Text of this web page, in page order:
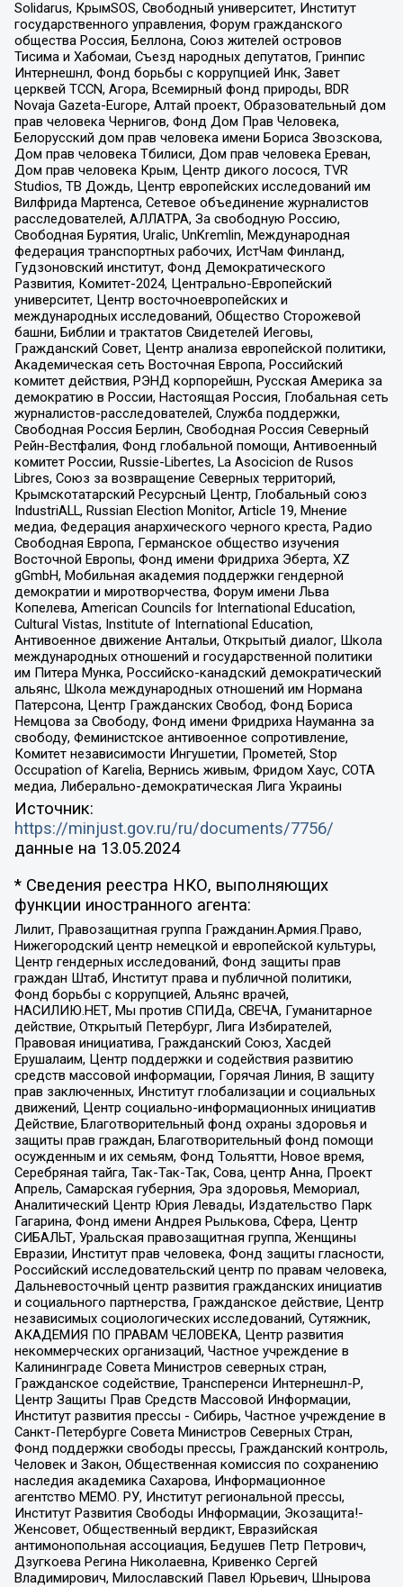
Solidarus, КрымSOS, Свободный университет, Институт
государственного управления, Форум гражданского
общества Россия, Беллона, Союз жителей островов
Тисима и Хабомаи, Съезд народных депутатов, Гринпис
Интернешнл, Фонд борьбы с коррупцией Инк, Завет
церквей TCCN, Агора, Всемирный фонд природы, BDR
Novaja Gazeta-Europe, Алтай проект, Образовательный дом
прав человека Чернигов, Фонд Дом Прав Человека,
Белорусский дом прав человека имени Бориса Звозскова,
Дом прав человека Тбилиси, Дом прав человека Ереван,
Дом прав человека Крым, Центр дикого лосося, TVR
Studios, ТВ Дождь, Центр европейских исследований им
Вилфрида Мартенса, Сетевое объединение журналистов
расследователей, АЛЛАТРА, За свободную Россию,
Свободная Бурятия, Uralic, UnKremlin, Международная
федерация транспортных рабочих, ИстЧам Финланд,
Гудзоновский институт, Фонд Демократического
Развития, Комитет-2024, Центрально-Европейский
университет, Центр восточноевропейских и
международных исследований, Общество Сторожевой
башни, Библии и трактатов Свидетелей Иеговы,
Гражданский Совет, Центр анализа европейской политики,
Академическая сеть Восточная Европа, Российский
комитет действия, РЭНД корпорейшн, Русская Америка за
демократию в России, Настоящая Россия, Глобальная сеть
журналистов-расследователей, Служба поддержки,
Свободная Россия Берлин, Свободная Россия Северный
Рейн-Вестфалия, Фонд глобальной помощи, Антивоенный
комитет России, Russie-Libertes, La Asocicion de Rusos
Libres, Союз за возвращение Северных территорий,
Крымскотатарский Ресурсный Центр, Глобальный союз
IndustriALL, Russian Election Monitor, Article 19, Мнение
медиа, Федерация анархического черного креста, Радио
Свободная Европа, Германское общество изучения
Восточной Европы, Фонд имени Фридриха Эберта, XZ
gGmbH, Мобильная академия поддержки гендерной
демократии и миротворчества, Форум имени Льва
Копелева, American Councils for International Education,
Cultural Vistas, Institute of International Education,
Антивоенное движение Антальи, Открытый диалог, Школа
международных отношений и государственной политики
им Питера Мунка, Российско-канадский демократический
альянс, Школа международных отношений им Нормана
Патерсона, Центр Гражданских Свобод, Фонд Бориса
Немцова за Свободу, Фонд имени Фридриха Науманна за
свободу, Феминистское антивоенное сопротивление,
Комитет независимости Ингушетии, Прометей, Stop
Occupation of Karelia, Вернись живым, Фридом Хаус, СОТА
медиа, Либерально-демократическая Лига Украины
Источник:
https://minjust.gov.ru/ru/documents/7756/
данные на 13.05.2024
* Сведения реестра НКО, выполняющих
функции иностранного агента:
Лилит, Правозащитная группа Гражданин.Армия.Право,
Нижегородский центр немецкой и европейской культуры,
Центр гендерных исследований, Фонд защиты прав
граждан Штаб, Институт права и публичной политики,
Фонд борьбы с коррупцией, Альянс врачей,
НАСИЛИЮ.НЕТ, Мы против СПИДа, СВЕЧА, Гуманитарное
действие, Открытый Петербург, Лига Избирателей,
Правовая инициатива, Гражданский Союз, Хасдей
Ерушалаим, Центр поддержки и содействия развитию
средств массовой информации, Горячая Линия, В защиту
прав заключенных, Институт глобализации и социальных
движений, Центр социально-информационных инициатив
Действие, Благотворительный фонд охраны здоровья и
защиты прав граждан, Благотворительный фонд помощи
осужденным и их семьям, Фонд Тольятти, Новое время,
Серебряная тайга, Так-Так-Так, Сова, центр Анна, Проект
Апрель, Самарская губерния, Эра здоровья, Мемориал,
Аналитический Центр Юрия Левады, Издательство Парк
Гагарина, Фонд имени Андрея Рылькова, Сфера, Центр
СИБАЛЬТ, Уральская правозащитная группа, Женщины
Евразии, Институт прав человека, Фонд защиты гласности,
Российский исследовательский центр по правам человека,
Дальневосточный центр развития гражданских инициатив
и социального партнерства, Гражданское действие, Центр
независимых социологических исследований, Сутяжник,
АКАДЕМИЯ ПО ПРАВАМ ЧЕЛОВЕКА, Центр развития
некоммерческих организаций, Частное учреждение в
Калининграде Совета Министров северных стран,
Гражданское содействие, Трансперенси Интернешнл-Р,
Центр Защиты Прав Средств Массовой Информации,
Институт развития прессы - Сибирь, Частное учреждение в
Санкт-Петербурге Совета Министров Северных Стран,
Фонд поддержки свободы прессы, Гражданский контроль,
Человек и Закон, Общественная комиссия по сохранению
наследия академика Сахарова, Информационное
агентство МЕМО. РУ, Институт региональной прессы,
Институт Развития Свободы Информации, Экозащита!-
Женсовет, Общественный вердикт, Евразийская
антимонопольная ассоциация, Бедушев Петр Петрович,
Дзугкоева Регина Николаевна, Кривенко Сергей
Владимирович, Милославский Павел Юрьевич, Шнырова